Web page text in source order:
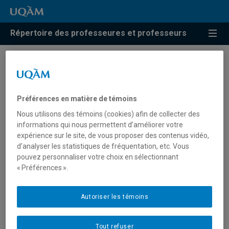
Répertoire des professeures et professeurs
Résultats de recherche pour
dramatique »
Marceau, Carole
marceau.carole@uqam.ca
Préférences en matière de témoins
Nous utilisons des témoins (cookies) afin de collecter des
informations qui nous permettent d’améliorer votre
expérience sur le site, de vous proposer des contenus vidéo,
d’analyser les statistiques de fréquentation, etc. Vous
pouvez personnaliser votre choix en sélectionnant
« Préférences ».
Tout refuser
Autoriser les témoins